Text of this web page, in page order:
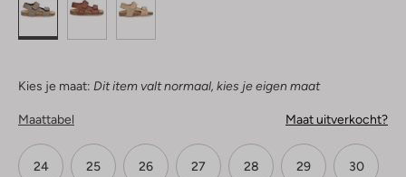
Kies je maat: Dit item valt normaal, kies je eigen maat
Maattabel Maat uitverkocht?
24 25 26 27 28 29 30